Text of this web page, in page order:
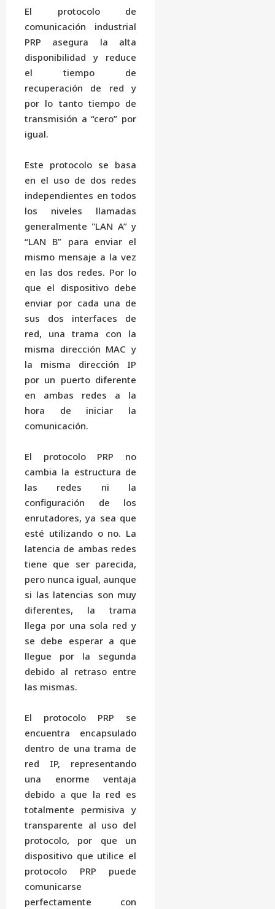
El protocolo de
comunicación industrial
PRP asegura la alta
disponibilidad y reduce
el tiempo de
recuperación de red y
por lo tanto tiempo de
transmisión a “cero” por
igual.
Este protocolo se basa
en el uso de dos redes
independientes en todos
los niveles llamadas
generalmente "LAN A” y
“LAN B” para enviar el
mismo mensaje a la vez
en las dos redes. Por lo
que el dispositivo debe
enviar por cada una de
sus dos interfaces de
red, una trama con la
misma dirección MAC y
la misma dirección IP
por un puerto diferente
en ambas redes a la
hora de iniciar la
comunicación.
El protocolo PRP no
cambia la estructura de
las redes ni la
configuración de los
enrutadores, ya sea que
esté utilizando o no. La
latencia de ambas redes
tiene que ser parecida,
pero nunca igual, aunque
si las latencias son muy
diferentes, la trama
llega por una sola red y
se debe esperar a que
llegue por la segunda
debido al retraso entre
las mismas.
El protocolo PRP se
encuentra encapsulado
dentro de una trama de
red IP, representando
una enorme ventaja
debido a que la red es
totalmente permisiva y
transparente al uso del
protocolo, por que un
dispositivo que utilice el
protocolo PRP puede
comunicarse
perfectamente con